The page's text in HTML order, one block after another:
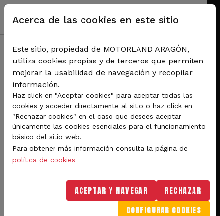
Pasar al contenido principal
RUTA DE NAVEGACIÓN
Intenso fin de semana en MotorLand con el espectáculo del Campeonato de
España de Resistencia
Intenso fin de semana en
MotorLand con el
espectáculo del
Campeonato de España de
Acerca de las cookies en este sitio
Este sitio, propiedad de MOTORLAND ARAGÓN,
utiliza cookies propias y de terceros que permiten
mejorar la usabilidad de navegación y recopilar
información.
Haz click en "Aceptar cookies" para aceptar todas las
cookies y acceder directamente al sitio o haz click en
"Rechazar cookies" en el caso que desees aceptar
únicamente las cookies esenciales para el funcionamiento
básico del sitio web.
Para obtener más información consulta la página de
política de cookies
ACEPTAR Y NAVEGAR RECHAZAR
CONFIGURAR COOKIES